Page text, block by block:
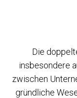
Die
insbesondere
zwischen
gründliche